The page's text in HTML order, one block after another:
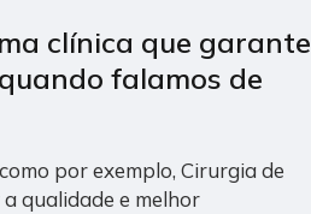
clínica que garante
falamos de
por exemplo, Cirurgia de
qualidade e melhor